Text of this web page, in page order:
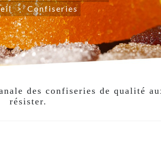
> Confiseries
des confiseries de qualité
résister.